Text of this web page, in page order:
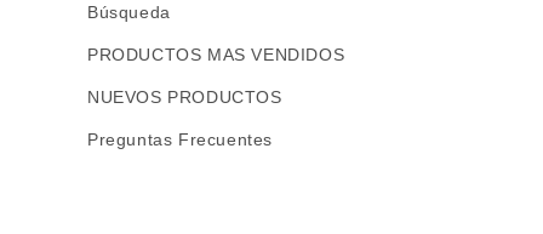
Búsqueda
PRODUCTOS MAS VENDIDOS
NUEVOS PRODUCTOS
Preguntas Frecuentes